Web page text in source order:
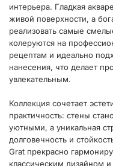
интерьера. Гладкая
живой поверхности, а
реализовать самые
колеруются на
рецептам и идеально
нанесения, что делает
увлекательным.
Коллекция сочетает
практичность: стены
уютными, а уникальная
долговечность и
Grat прекрасно
классическим дизайном